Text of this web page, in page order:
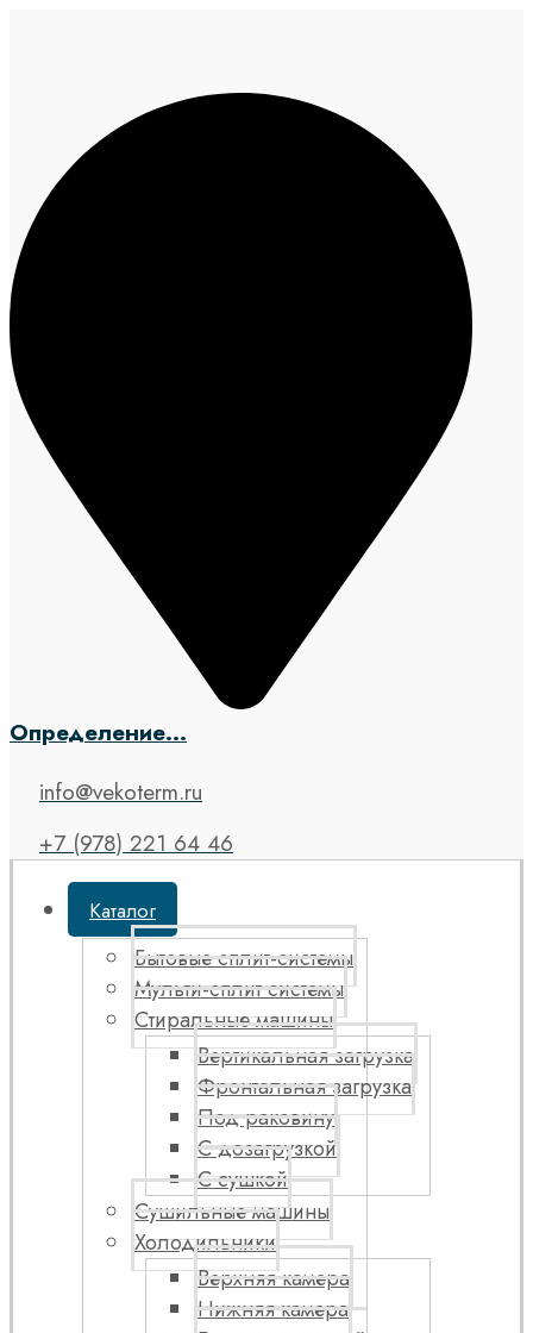
Определение...
info@vekoterm.ru
+7 (978) 221 64 46
Каталог
Бытовые сплит-системы
Мульти-сплит системы
Стиральные машины
Вертикальная загрузка
Фронтальная загрузка
Под раковину
С дозагрузкой
С сушкой
Сушильные машины
Холодильники
Верхняя камера
Нижняя камера